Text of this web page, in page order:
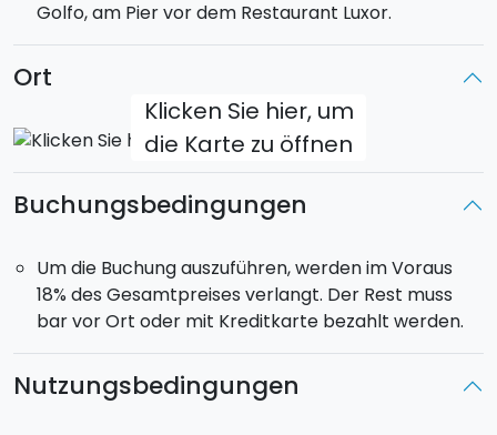
Zingaro.
Golfo, am Pier vor dem Restaurant Luxor.
Ort
Klicken Sie hier, um
die Karte zu öffnen
Buchungsbedingungen
Um die Buchung auszuführen, werden im Voraus
18% des Gesamtpreises verlangt. Der Rest muss
bar vor Ort oder mit Kreditkarte bezahlt werden.
Nutzungsbedingungen